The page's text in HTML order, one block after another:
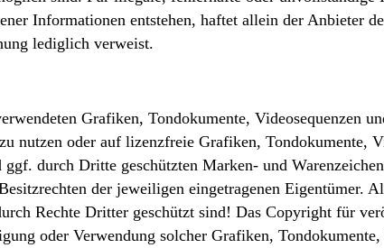
Informationen entstehen, haftet allein der Anbieter
lediglich verweist.
Grafiken, Tondokumente, Videosequenzen
nutzen oder auf lizenzfreie Grafiken, Tondokumente,
durch Dritte geschützten Marken- und
der jeweiligen eingetragenen Eigentümer.
Rechte Dritter geschützt sind! Das Copyright für
oder Verwendung solcher Grafiken, Tondokumente,